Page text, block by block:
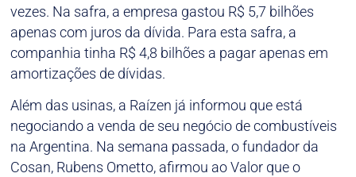
vezes. Na safra, a empresa gastou R$ 5,7 bilhões
apenas com juros da dívida. Para esta safra, a
companhia tinha R$ 4,8 bilhões a pagar apenas em
amortizações de dívidas.
Além das usinas, a Raízen já informou que está
negociando a venda de seu negócio de combustíveis
na Argentina. Na semana passada, o fundador da
Cosan, Rubens Ometto, afirmou ao Valor que o